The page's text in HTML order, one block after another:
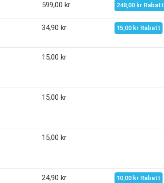
599,00 kr 248,00 kr Rabatt
34,90 kr 15,00 kr Rabatt
15,00 kr
15,00 kr
15,00 kr
24,90 kr 10,00 kr Rabatt